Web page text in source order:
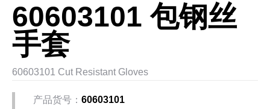
60603101 包钢丝
手套
60603101 Cut Resistant Gloves
产品货号： 60603101